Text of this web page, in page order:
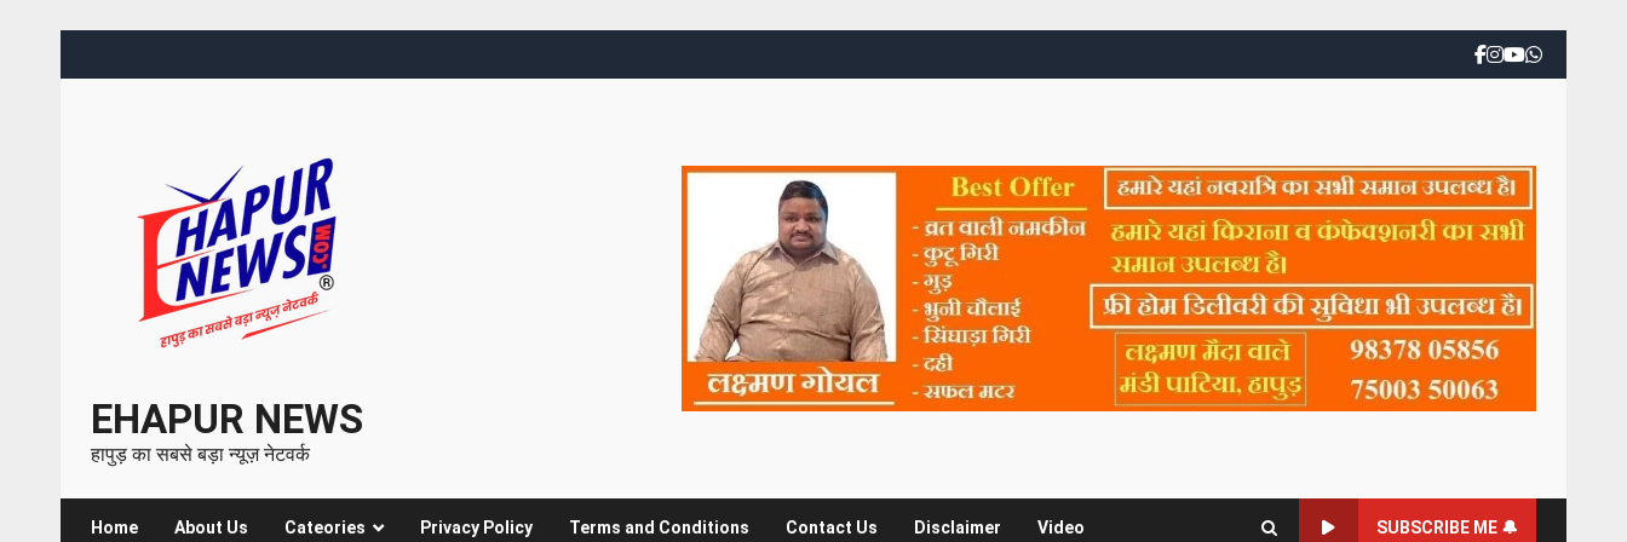
EHAPUR NEWS
हापुड़ का सबसे बड़ा न्यूज़ नेटवर्क
Home About Us Cateories Privacy Policy Terms and Conditions Contact Us Disclaimer Video SUBSCRIBE ME 🔔